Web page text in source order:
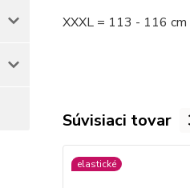
XXXL = 113 - 116
Súvisiaci tovar
elastické